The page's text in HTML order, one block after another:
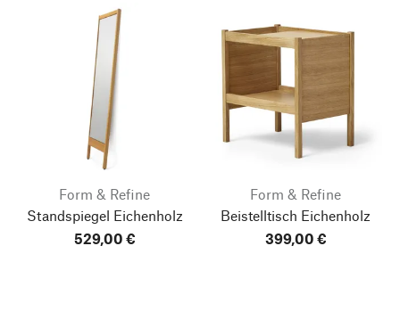
Form & Refine
Standspiegel Eichenholz
529,00 €
Form & Refine
Beistelltisch Eichenholz
399,00 €